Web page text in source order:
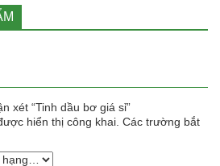
xét “Tinh dầu bơ giá sỉ”
hiển thị công khai. Các trường bắt